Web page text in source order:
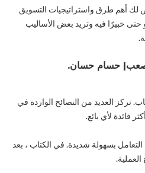
أهم طرق واستراتيجيات التسويق
خبيرًا فيه وتريد بعض الأساليب
الكتاب. تركز العديد من النصائح الواردة في
فائدة لأي بائع.
التعامل بسهولة شديدة. في الكتاب ، بعد